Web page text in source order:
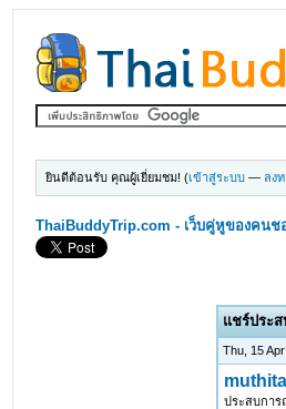
ยินดีต้อนรับ คุณผู้เยี่ยมชม! (เข้าสู่ระบบ — ลง
ThaiBuddyTrip.com - เว็บคู่หูของคนช
แชร์ประ
Thu, 15
muthita
ประสบกา